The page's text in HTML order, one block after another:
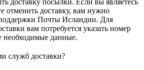
доставку посылки. Если вы являетесь
отменить доставку, вам нужно
Почты Исландии. Для
вам потребуется указать номер
необходимые данные.
служб доставки?